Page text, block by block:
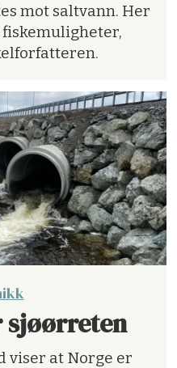
mot saltvann. Her
sjøørreten
viser at Norge er